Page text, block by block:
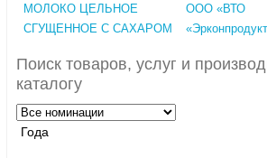
МОЛОКО ЦЕЛЬНОЕ
СГУЩЕННОЕ С САХАРОМ
ООО «ВТО
Поиск товаров, услуг и
каталогу
Года